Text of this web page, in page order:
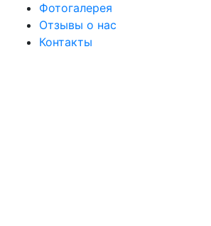
Фотогалерея
Отзывы о нас
Контакты